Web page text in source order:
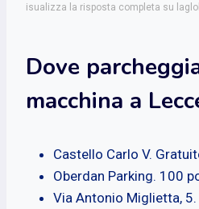
isualizza la risposta completa su
Dove
macchina a
Castello Carlo V.
Oberdan Parking. 100
Via Antonio Miglietta,